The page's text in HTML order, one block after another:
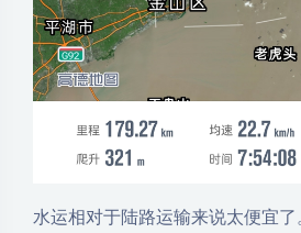
水运相对于陆路运输来说太便宜